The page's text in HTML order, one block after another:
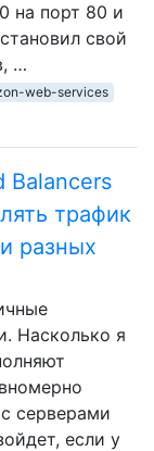
на порт 80 и
свой
…
web-services
Balancers
трафик
разных
Насколько я
серверами
если у